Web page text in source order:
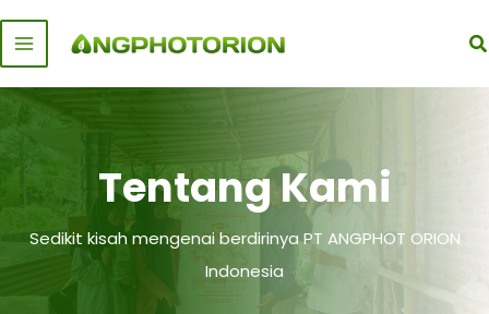
content
Tentang Kami
Sedikit kisah mengenai berdirinya PT ANGPHOT ORION
Indonesia